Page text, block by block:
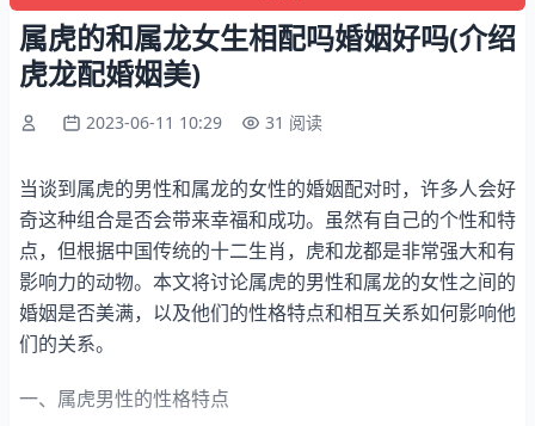
属虎的和属龙女生相配吗婚姻好吗(介绍
虎龙配婚姻美)
2023-06-11 10:29 31 阅读
当谈到属虎的男性和属龙的女性的婚姻配对时，许多人会好
奇这种组合是否会带来幸福和成功。虽然有自己的个性和特
点，但根据中国传统的十二生肖，虎和龙都是非常强大和有
影响力的动物。本文将讨论属虎的男性和属龙的女性之间的
婚姻是否美满，以及他们的性格特点和相互关系如何影响他
们的关系。
一、属虎男性的性格特点